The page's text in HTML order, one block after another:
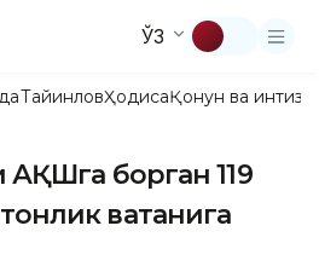
ЎЗ
ТайинловҲодисаҚонун ва
АҚШга борган 119
ватанига